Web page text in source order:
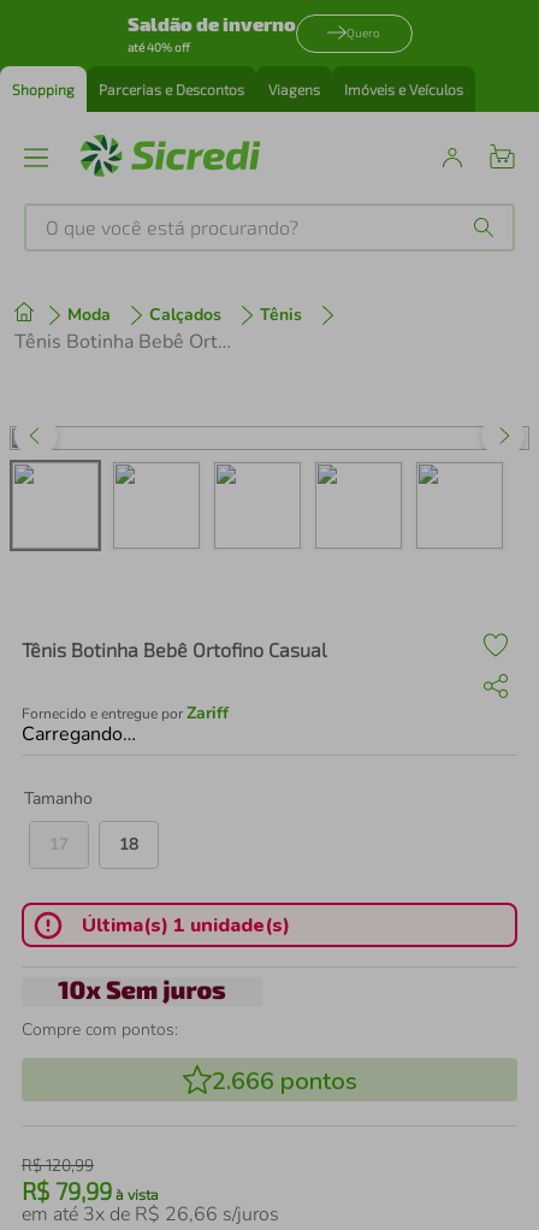
Saldão de inverno
até 40% off
Quero
Shopping Parcerias e Descontos Viagens Imóveis e Veículos
O que você está procurando?
Moda Calçados Tênis
Tênis Botinha Bebê Ortofino Casual
Tênis Botinha Bebê Ortofino Casual
Fornecido e entregue porZariff
Carregando…
Tamanho
17
18
Última(s) 1 unidade(s)
Compre com pontos:
2.666 pontos
R$120,99
R$ 79,99 à vista
em até 3x de R$ 26,66 s/juros
1º tenis
perfume